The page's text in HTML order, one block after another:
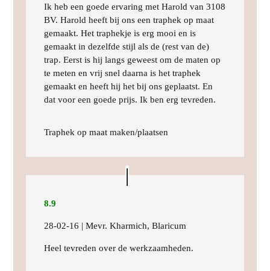
Ik heb een goede ervaring met Harold van 3108
BV. Harold heeft bij ons een traphek op maat
gemaakt. Het traphekje is erg mooi en is
gemaakt in dezelfde stijl als de (rest van de)
trap. Eerst is hij langs geweest om de maten op
te meten en vrij snel daarna is het traphek
gemaakt en heeft hij het bij ons geplaatst. En
dat voor een goede prijs. Ik ben erg tevreden.
Traphek op maat maken/plaatsen
8.9
28-02-16 | Mevr. Kharmich, Blaricum
Heel tevreden over de werkzaamheden.